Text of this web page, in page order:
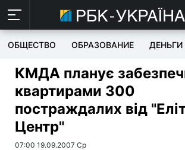
ОБЩЕСТВО ОБРАЗОВАНИЕ ДЕНЬГИ
КМДА планує
квартирами 300
постраждалих від
Центр"
07:00 19.09.2007 Ср